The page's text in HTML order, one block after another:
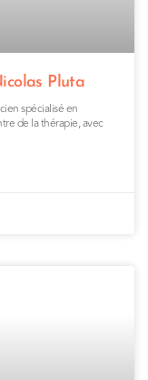
Pluta
spécialisé en
de la thérapie, avec